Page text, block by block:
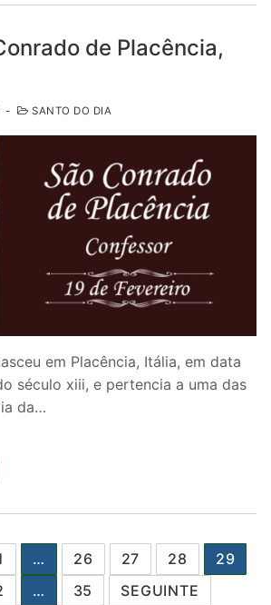
de Placência,
- SANTO DO DIA
em Placência, Itália, em data
século xiii, e pertencia a uma das
da…
… 26 27 28
29
… 35 SEGUINTE